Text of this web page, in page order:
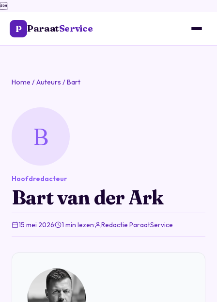

P ParaatService
Home /Auteurs /Bart
B
Hoofdredacteur
Bart van der Ark
15 mei 2026· 1 min lezen· Redactie ParaatService